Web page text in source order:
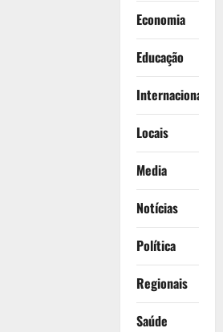
Economia
Educação
Internacionais
Locais
Media
Notícias
Política
Regionais
Saúde